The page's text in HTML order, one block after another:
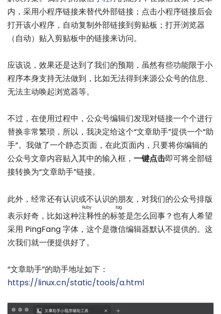
内，采用小程序链接来替代外部链接；点击小程序链接后会
打开该小程序，自动复制外部链接到剪贴板；打开浏览器
（自动）贴入剪贴板中的链接来访问。
应该说，效果还是达到了我们的预期，虽然有些功能限于小
程序本身支持无法做到，比如无法得到来源公众号的信息、
无法主动唤起浏览器等。
不过，在使用过程中，公众号编辑们发现对链接一个个进行
替换非常繁琐，所以，我决定给这个“文章助手”提供一个“助
手”。我做了一个静态页面，在此页面内，只要将你编辑的
公众号文章内容贴入其中的输入框， 一键点击即可将全部链
接转换为“文章助手”链接。
此外，经常还有认识或不认识的朋友，对我们的公众号排版
表示好奇，比如这种注释性的标签
Ruby tag
是怎么回事？也有人希望
采用 PingFang 字体，这个是微信编辑器默认不提供的。这
次我们就一便提供好了。
“文章助手”的助手地址如下：
https://linux.cn/static/tools/a.html